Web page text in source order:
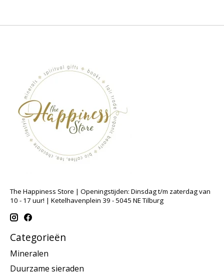
The Happiness Store | Openingstijden: Dinsdag t/m zaterdag van
10 - 17 uur! | Ketelhavenplein 39 - 5045 NE Tilburg
Categorieën
Mineralen
Duurzame sieraden